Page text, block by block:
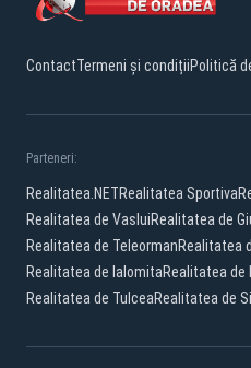
ContactTermeni și condițiiPolitică
Parteneri:
Realitatea.NETRealitatea Sportiva
Realitatea de VasluiRealitatea de
Realitatea de TeleormanRealitatea
Realitatea de IalomitaRealitatea de
Realitatea de TulceaRealitatea de